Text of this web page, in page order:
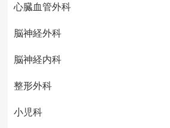
心臓血管外科
脳神経外科
脳神経内科
整形外科
小児科